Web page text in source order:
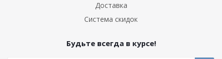
Доставка
Система скидок
Будьте всегда в курсе!